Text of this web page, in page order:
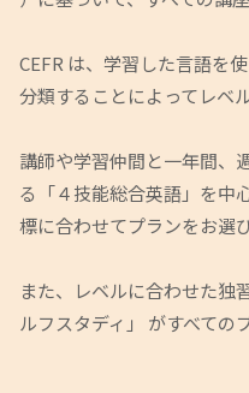
CEFR は、学習した言語を
分類することによってレベ
講師や学習仲間と一年間、
る「４技能総合英語」を中
標に合わせてプランをお選
また、レベルに合わせた独
ルフスタディ」 がすべての